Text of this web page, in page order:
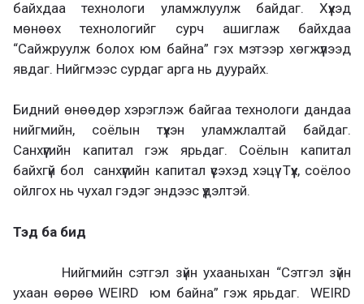
байхдаа технологи уламжлуулж байдаг. Хүүхэд
мөнөөх технологийг сурч ашиглаж байхдаа
“Сайжруулж болох юм байна” гэх мэтээр хөгжүүлээд
явдаг. Нийгмээс сурдаг арга нь дуурайх.
Бидний өнөөдөр хэрэглэж байгаа технологи дандаа
нийгмийн, соёлын түүхэн уламжлалтай байдаг.
Санхүүгийн капитал гэж ярьдаг. Соёлын капитал
байхгүй бол санхүүгийн капитал үүсэхэд хэцүү. Түүх, соёлоо
ойлгох нь чухал гэдэг эндээс үүдэлтэй.
Тэд ба бид
Нийгмийн сэтгэл зүйн ухааныхан “Сэтгэл зүйн
ухаан өөрөө WEIRD юм байна” гэж ярьдаг. WEIRD